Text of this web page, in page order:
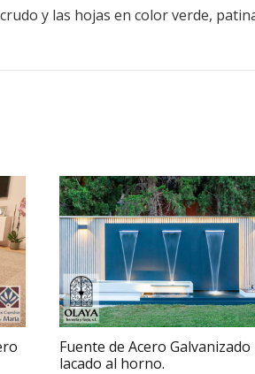
y las hojas en color verde,
Fuente de Acero Galvanizado
lacado al horno.